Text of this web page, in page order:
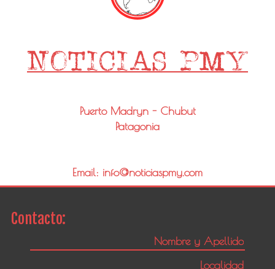
Puerto Madryn - Chubut
Patagonia
Email: info@noticiaspmy.com
Contacto: